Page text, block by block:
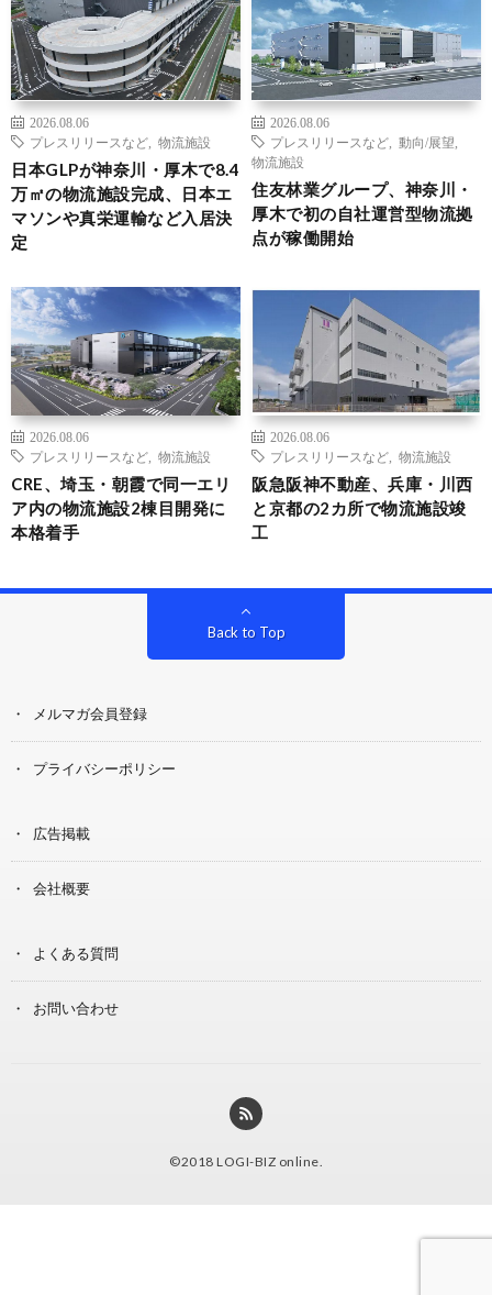
2026.08.06
プレスリリースなど
物流施設
日本GLPが神奈川・厚木で8.4
万㎡の物流施設完成、日本エ
マソンや真栄運輸など入居決
定
2026.08.06
プレスリリースなど
動向/展望
物流施設
住友林業グループ、神奈川・
厚木で初の自社運営型物流拠
点が稼働開始
2026.08.06
プレスリリースなど
物流施設
CRE、埼玉・朝霞で同一エリ
ア内の物流施設2棟目開発に
本格着手
2026.08.06
プレスリリースなど
物流施設
阪急阪神不動産、兵庫・川西
と京都の2カ所で物流施設竣
工
Back to Top
メルマガ会員登録
プライバシーポリシー
広告掲載
会社概要
よくある質問
お問い合わせ
©2018 LOGI-BIZ online.